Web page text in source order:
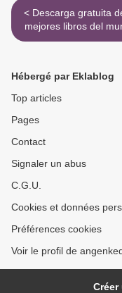
< Descarga gratuita de los
mejores libros del
DU SCHÖNE
KINDERLIEDER
ADVENT) de STEPHEN
Hébergé par Eklablog
Top articles
Pages
Contact
Signaler un abus
C.G.U.
Cookies et données
Préférences cookies
Voir le profil de